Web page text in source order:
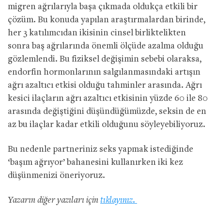
migren ağrılarıyla başa çıkmada oldukça etkili bir
çözüm. Bu konuda yapılan araştırmalardan birinde,
her 3 katılımcıdan ikisinin cinsel birliktelikten
sonra baş ağrılarında önemli ölçüde azalma olduğu
gözlemlendi. Bu fiziksel değişimin sebebi olaraksa,
endorfin hormonlarının salgılanmasındaki artışın
ağrı azaltıcı etkisi olduğu tahminler arasında. Ağrı
kesici ilaçların ağrı azaltıcı etkisinin yüzde 60 ile 80
arasında değiştiğini düşündüğümüzde, seksin de en
az bu ilaçlar kadar etkili olduğunu söyleyebiliyoruz.
Bu nedenle partneriniz seks yapmak istediğinde
‘başım ağrıyor’ bahanesini kullanırken iki kez
düşünmenizi öneriyoruz.
Yazarın diğer yazıları için tıklayınız.